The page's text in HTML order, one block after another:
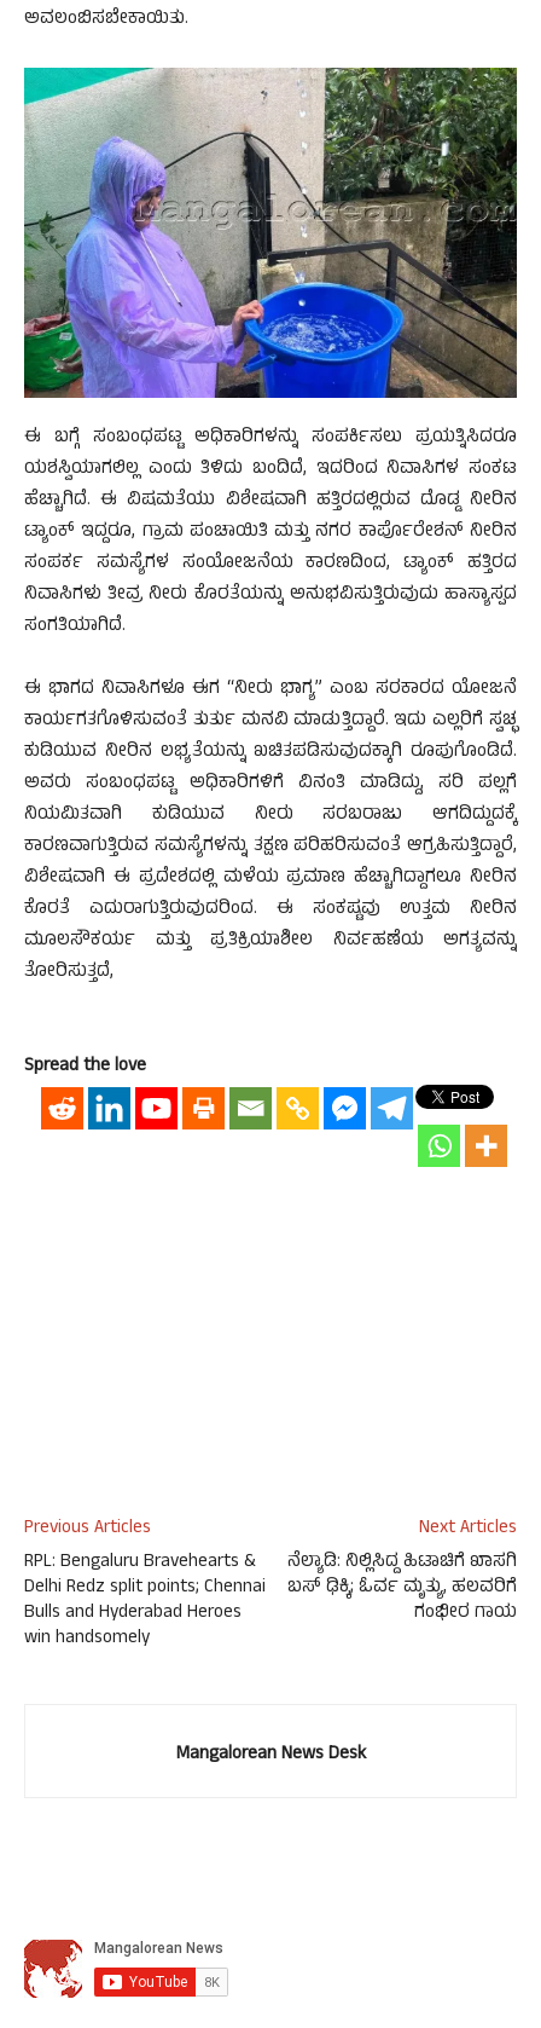
ಅವಲಂಬಿಸಬೇಕಾಯಿತು.
ಈ ಬಗ್ಗೆ ಸಂಬಂಧಪಟ್ಟ ಅಧಿಕಾರಿಗಳನ್ನು ಸಂಪರ್ಕಿಸಲು ಪ್ರಯತ್ನಿಸಿದರೂ
ಯಶಸ್ವಿಯಾಗಲಿಲ್ಲ ಎಂದು ತಿಳಿದು ಬಂದಿದೆ, ಇದರಿಂದ ನಿವಾಸಿಗಳ ಸಂಕಟ
ಹೆಚ್ಚಾಗಿದೆ. ಈ ವಿಷಮತೆಯು ವಿಶೇಷವಾಗಿ ಹತ್ತಿರದಲ್ಲಿರುವ ದೊಡ್ಡ ನೀರಿನ
ಟ್ಯಾಂಕ್ ಇದ್ದರೂ, ಗ್ರಾಮ ಪಂಚಾಯಿತಿ ಮತ್ತು ನಗರ ಕಾರ್ಪೊರೇಶನ್ ನೀರಿನ
ಸಂಪರ್ಕ ಸಮಸ್ಯೆಗಳ ಸಂಯೋಜನೆಯ ಕಾರಣದಿಂದ, ಟ್ಯಾಂಕ್ ಹತ್ತಿರದ
ನಿವಾಸಿಗಳು ತೀವ್ರ ನೀರು ಕೊರತೆಯನ್ನು ಅನುಭವಿಸುತ್ತಿರುವುದು ಹಾಸ್ಯಾಸ್ಪದ
ಸಂಗತಿಯಾಗಿದೆ.
ಈ ಭಾಗದ ನಿವಾಸಿಗಳೂ ಈಗ “ನೀರು ಭಾಗ್ಯ” ಎಂಬ ಸರಕಾರದ ಯೋಜನೆ
ಕಾರ್ಯಗತಗೊಳಿಸುವಂತೆ ತುರ್ತು ಮನವಿ ಮಾಡುತ್ತಿದ್ದಾರೆ. ಇದು ಎಲ್ಲರಿಗೆ ಸ್ವಚ್ಛ
ಕುಡಿಯುವ ನೀರಿನ ಲಭ್ಯತೆಯನ್ನು ಖಚಿತಪಡಿಸುವುದಕ್ಕಾಗಿ ರೂಪುಗೊಂಡಿದೆ.
ಅವರು ಸಂಬಂಧಪಟ್ಟ ಅಧಿಕಾರಿಗಳಿಗೆ ವಿನಂತಿ ಮಾಡಿದ್ದು, ಸರಿ ಪಲ್ಲಗೆ
ನಿಯಮಿತವಾಗಿ ಕುಡಿಯುವ ನೀರು ಸರಬರಾಜು ಆಗದಿದ್ದುದಕ್ಕೆ
ಕಾರಣವಾಗುತ್ತಿರುವ ಸಮಸ್ಯೆಗಳನ್ನು ತಕ್ಷಣ ಪರಿಹರಿಸುವಂತೆ ಆಗ್ರಹಿಸುತ್ತಿದ್ದಾರೆ,
ವಿಶೇಷವಾಗಿ ಈ ಪ್ರದೇಶದಲ್ಲಿ ಮಳೆಯ ಪ್ರಮಾಣ ಹೆಚ್ಚಾಗಿದ್ದಾಗಲೂ ನೀರಿನ
ಕೊರತೆ ಎದುರಾಗುತ್ತಿರುವುದರಿಂದ. ಈ ಸಂಕಷ್ಟವು ಉತ್ತಮ ನೀರಿನ
ಮೂಲಸೌಕರ್ಯ ಮತ್ತು ಪ್ರತಿಕ್ರಿಯಾಶೀಲ ನಿರ್ವಹಣೆಯ ಅಗತ್ಯವನ್ನು
ತೋರಿಸುತ್ತದೆ,
Spread the love
Previous Articles
RPL: Bengaluru Bravehearts &
Delhi Redz split points; Chennai
Bulls and Hyderabad Heroes
win handsomely
Next Articles
ನೆಲ್ಯಾಡಿ: ನಿಲ್ಲಿಸಿದ್ದ ಹಿಟಾಚಿಗೆ ಖಾಸಗಿ
ಬಸ್ ಢಿಕ್ಕಿ; ಓರ್ವ ಮೃತ್ಯು, ಹಲವರಿಗೆ
ಗಂಭೀರ ಗಾಯ
Mangalorean News Desk